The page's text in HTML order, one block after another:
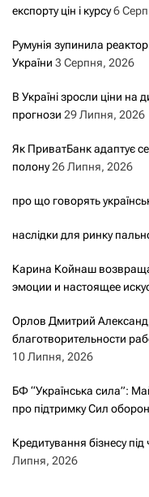
експорту цін і курсу6
Румунія зупинила
України 3 Серпня, 2026
В Україні зросли ціни на
прогнози 29 Липня, 2026
Як ПриватБанк адаптує
полону26 Липня, 2026
про що говорять
наслідки для ринку
Карина Койнаш
эмоции и настоящее
Орлов Дмитрий
благотворительности
10 Липня, 2026
БФ “Українська сила”:
про підтримку Сил
Кредитування бізнесу
Липня, 2026